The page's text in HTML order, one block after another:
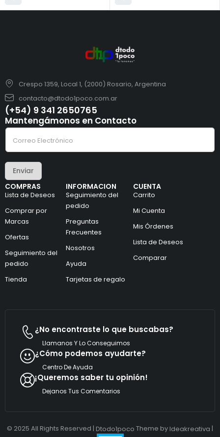
Crespo 1359, Local 1, (2000) Rosario, Argentina
contacto@dtodo1poco.com.ar
(+54) 9 341 2650765
COMPRAS
Lista de Deseos
Comprar por
Marcas
Ofertas
Seguimiento del
pedido
Tienda
INFORMACION
Seguimiento del
pedido
Preguntas
Frecuentes
Nosotros
Ayuda
Tarjetas de regalo
CUENTA
Carrito
Mi Cuenta
Mis Órdenes
Lista de Deseos
Comparar
Mantengámonos en Contacto
C
o
r
o
l
e
c
t
r
ó
i
c
o
C
r
C
e
e
l
e
t
r
n
c
o
Enviar
¿No encontraste lo que buscabas?
Llamanos Y Lo Conseguimos
¿Cómo podemos ayudarte?
Centro De Ayuda
¡Queremos saber tu opinión!
Dejanos Tus Comentarios
© 2025 All Rights Reserved | Dtodo1poco Theme by Ideakreativa |